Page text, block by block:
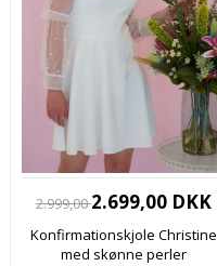
2.999,002.699,00 DKK
Konfirmationskjole Christine
med skønne perler